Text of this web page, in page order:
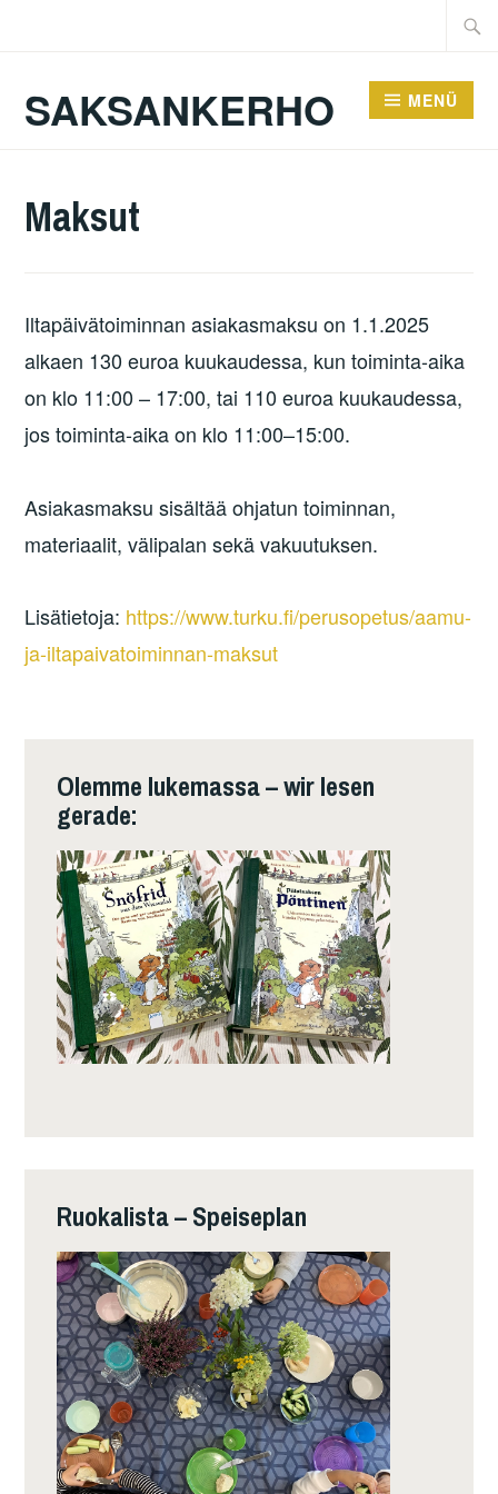
Suche
SAKSANKERHO MENÜ
Maksut
Iltapäivätoiminnan asiakasmaksu on 1.1.2025
alkaen 130 euroa kuukaudessa, kun toiminta-aika
on klo 11:00 – 17:00, tai 110 euroa kuukaudessa,
jos toiminta-aika on klo 11:00–15:00.
Asiakasmaksu sisältää ohjatun toiminnan,
materiaalit, välipalan sekä vakuutuksen.
Lisätietoja: https://www.turku.fi/perusopetus/aamu-
ja-iltapaivatoiminnan-maksut
Olemme lukemassa – wir lesen
gerade:
Ruokalista – Speiseplan